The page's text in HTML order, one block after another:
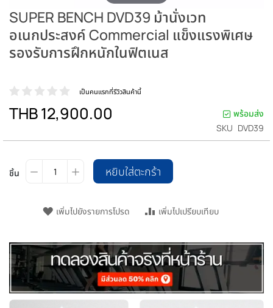
SUPER BENCH DVD39 ม้านั่งเวท
อเนกประสงค์ Commercial แข็งแรงพิเศษ
รองรับการฝึกหนักในฟิตเนส
เป็นคนแรกที่รีวิวสินค้านี้
THB 12,900.00
พร้อมส่ง
SKU DVD39
ชิ้น หยิบใส่ตะกร้า
เพิ่มไปยังรายการโปรด เพิ่มไปเปรียบเทียบ